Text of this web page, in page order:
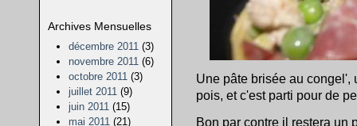
Archives Mensuelles
décembre 2011 (3)
novembre 2011 (6)
octobre 2011 (3)
juillet 2011 (9)
juin 2011 (15)
mai 2011 (21)
Une pâte brisée au congel',
pois, et c'est parti pour de
Bon par contre il restera un